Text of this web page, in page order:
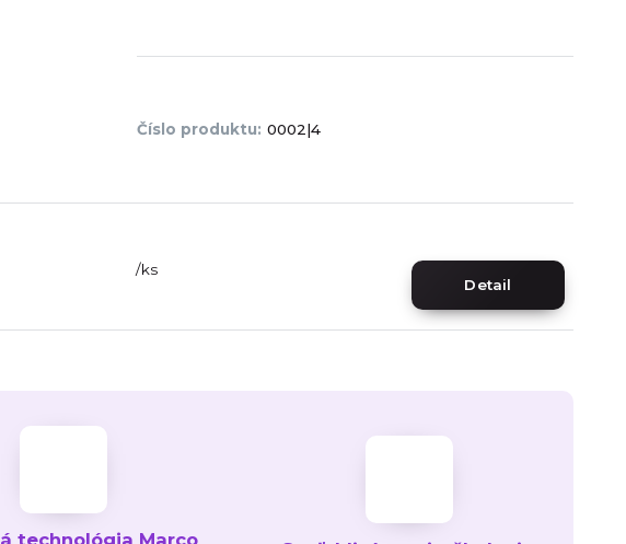
Číslo produktu: 0002|4
/ks
Detail
technológia Marco